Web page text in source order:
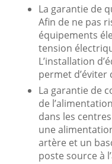
La garantie de
Afin de ne pas
équipements
tension
L’installation
permet d’éviter
La garantie de
de
dans les
une
artère et un
poste source à